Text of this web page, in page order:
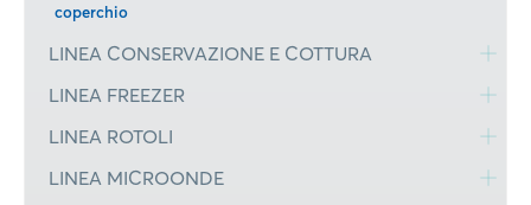
coperchio
LINEA CONSERVAZIONE E COTTURA
LINEA FREEZER
LINEA ROTOLI
LINEA MICROONDE